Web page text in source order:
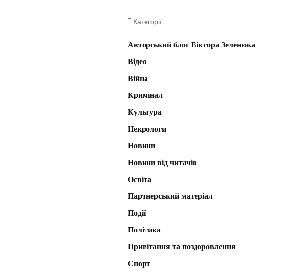
Категорії
Авторський блог Віктора Зеленюка
Відео
Війна
Кримінал
Культура
Некрологи
Новини
Новини від читачів
Освіта
Партнерський матеріал
Події
Політика
Привітання та поздоровлення
Спорт